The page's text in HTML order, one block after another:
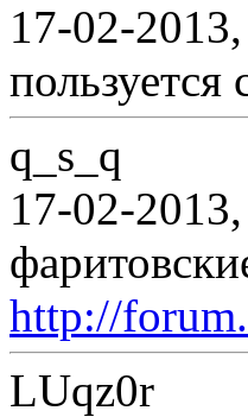
17-02-
q_s_q
17-02-
http://
LUqz0r